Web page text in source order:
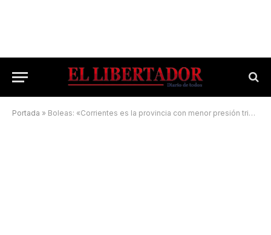
Portada » Boleas: «Corrientes es la provincia con menor presión tributaria en el país»